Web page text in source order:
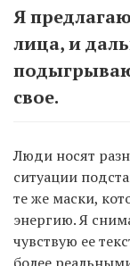
Я
лица, и
свое.
Люди носят
ситуации
те же маски,
энергию. Я
чувствую ее